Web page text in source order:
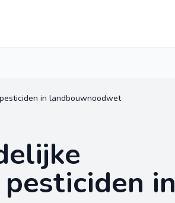
in landbouwnoodwet
in